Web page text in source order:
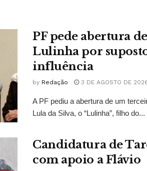
PF pede abertura
Lulinha por
influência
by Redação 3 DE AGOSTO DE
A PF pediu a abertura de um
Lula da Silva, o “Lulinha”, filho do...
Candidatura de
com apoio a Flávio